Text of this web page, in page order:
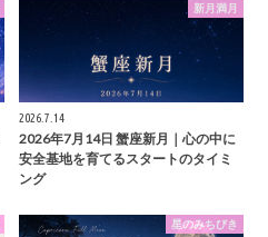
新月満月
2026.7.14
2026年7月14日 蟹座新月｜心の中に
安全基地を育てるスタートのタイミ
ング
星のみちびき